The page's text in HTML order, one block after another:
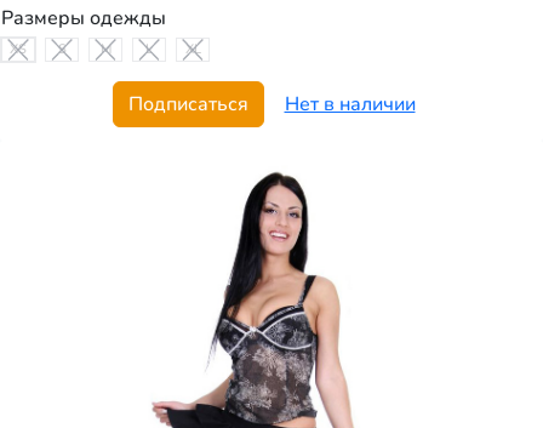
Размеры одежды
XS S M L XL
Подписаться Нет в наличии